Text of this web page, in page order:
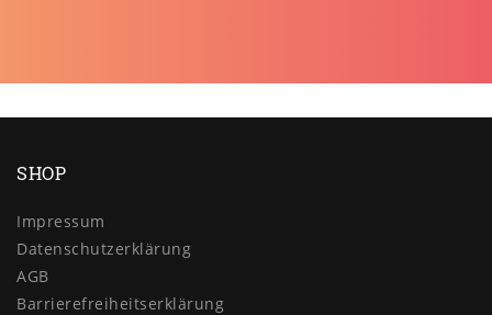
SHOP
Impressum
Daten­schutz­erklärung
AGB
Barrierefreiheitserklärung